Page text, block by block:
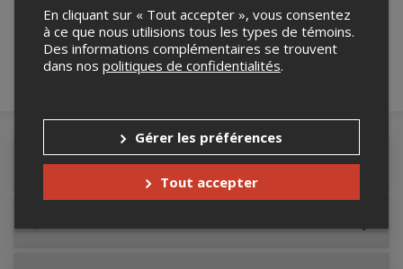
Détails de l'événement
En cliquant sur « Tout accepter », vous consentez
à ce que nous utilisions tous les types de témoins.
Des informations complémentaires se trouvent
dans nos politiques de confidentialités.
Gérer les préférences
Tout accepter